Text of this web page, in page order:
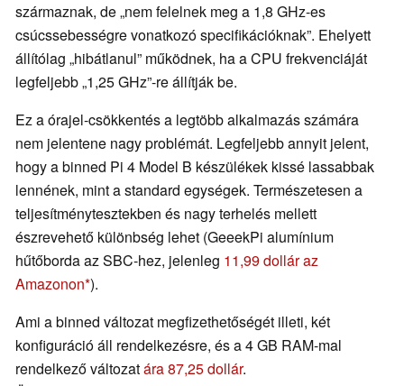
származnak, de „nem felelnek meg a 1,8 GHz-es
csúcssebességre vonatkozó specifikációknak”. Ehelyett
állítólag „hibátlanul” működnek, ha a CPU frekvenciáját
legfeljebb „1,25 GHz”-re állítják be.
Ez a órajel-csökkentés a legtöbb alkalmazás számára
nem jelentene nagy problémát. Legfeljebb annyit jelent,
hogy a binned Pi 4 Model B készülékek kissé lassabbak
lennének, mint a standard egységek. Természetesen a
teljesítménytesztekben és nagy terhelés mellett
észrevehető különbség lehet (GeeekPi alumínium
hűtőborda az SBC-hez, jelenleg 11,99 dollár az
Amazonon ).
Ami a binned változat megfizethetőségét illeti, két
konfiguráció áll rendelkezésre, és a 4 GB RAM-mal
rendelkező változatára 87,25 dollár.